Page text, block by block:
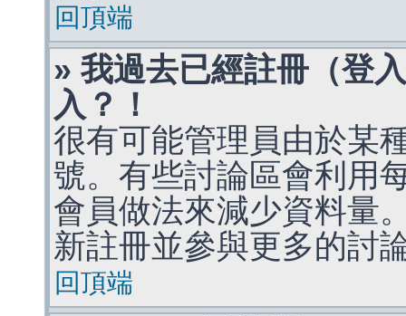
回頂端
» 我過去已經註冊（登
入？！
很有可能管理員由於某
號。有些討論區會利用
會員做法來減少資料量
新註冊並參與更多的討
回頂端